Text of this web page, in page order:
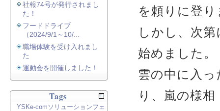
を頼りに登
しかし、次
始めました。
雲の中に入
り、嵐の様相
社報74号が発行されまし
た！
フードドライブ
（2024/9/1～10/...
職場体験を受け入れまし
た
運動会を開催しました！
Tags
YSKe-comソリューションフェ